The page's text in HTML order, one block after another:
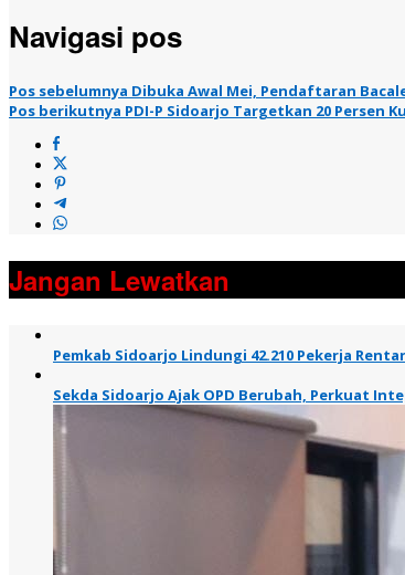
Navigasi pos
Pos sebelumnya Dibuka Awal Mei, Pendaftaran
Pos berikutnya PDI-P Sidoarjo Targetkan 20 Persen
Jangan Lewatkan
Pemkab Sidoarjo Lindungi 42.210 Pekerja
Sekda Sidoarjo Ajak OPD Berubah, Perkuat